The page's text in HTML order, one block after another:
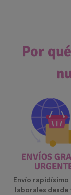
Por
ENVÍOS
Envío rapidísimo
laborales desde